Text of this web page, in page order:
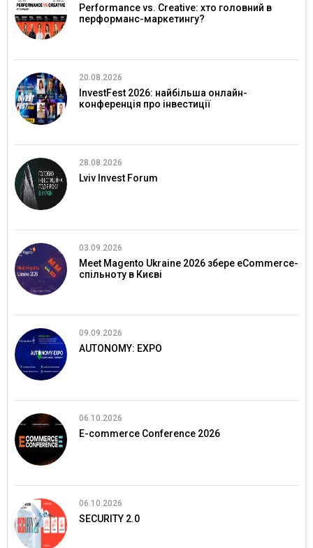
Performance vs. Creative: хто головний в
перформанс-маркетингу?
20.08.2026
InvestFest 2026: найбільша онлайн-
конференція про інвестиції
28.08.2026
Lviv Invest Forum
03.09.2026
Meet Magento Ukraine 2026 збере eCommerce-
спільноту в Києві
09.09.2026
AUTONOMY: EXPO
06.10.2026
E-commerce Conference 2026
06.10.2026
SECURITY 2.0